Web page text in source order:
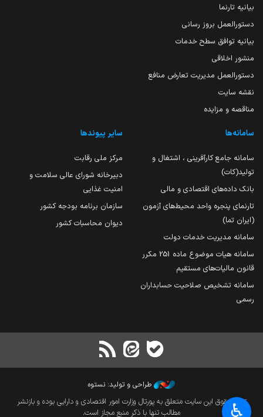
بیانیه تارنما
دستورالعمل بروز رسانی
بیانیه توافق سطح خدمات
منشور اخلاقی
دستورالعمل مدیریت تعارض منافع
نقشه سایت
مناقصه و مزایده
سامانه‌ها
سامانه جامع کارآفرینی ، اشتغال و
تولید(کات)
بانک داده‌های اقتصادی و مالی
تارنمای پنجره واحد محیط‌های آزمون
(ایران تما)
سامانه مدیریت خدمات دولت
سامانه هیات موضوع ماده 251 مکرر
قانون مالیات‌های مستقیم
سامانه تشخیص صلاحیت حسابداران
رسمی
سایر پیوندها
مرکز ملی رقابت
دبیرخانه شورای عالی سلامت و
امنیت غذایی
سازمان برنامه بودجه کشور
دیوان محاسبات کشور
طراحی و تولید: نستوه
تمام حقوق این سایت متعلق به پورتال وزارت امور اقتصادی و دارایی بوده و بازنشر
مطالب تنها با ذکر منبع مجاز است.
♿︎